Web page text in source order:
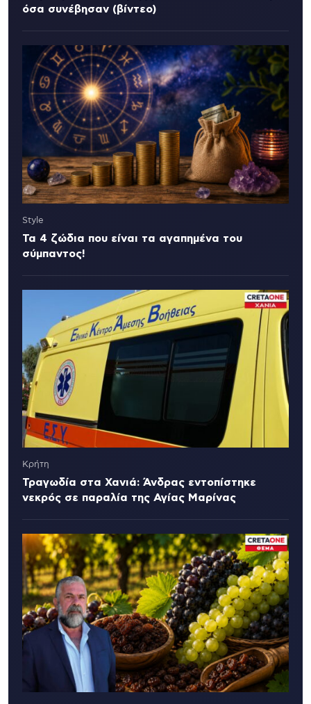
όσα συνέβησαν (βίντεο)
Style
Τα 4 ζώδια που είναι τα αγαπημένα του
σύμπαντος!
Κρήτη
Τραγωδία στα Χανιά: Άνδρας εντοπίστηκε
νεκρός σε παραλία της Αγίας Μαρίνας